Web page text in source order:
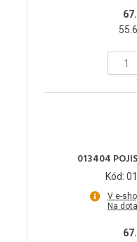
013404
Kód:
V e-
Na